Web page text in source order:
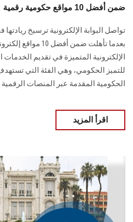
ضمن أفضل 10 مواقع حكومية رقمية
تواصل البوابة الإلكترونية ترسيخ
بعدما تأهلت ضمن أفضل
الإلكترونية المتميزة في تقديم
للتميز الحكومي، وهي الفئة التي
الحكومية المقدمة عبر المنصات الرقمية
اقرأ المزيد